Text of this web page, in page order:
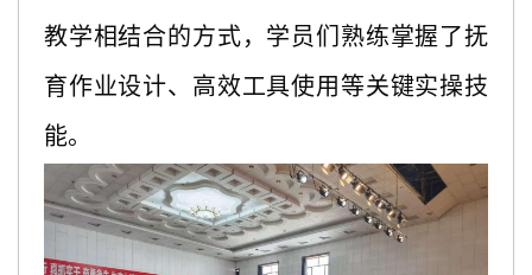
教学相结合的方式，学员们熟练掌握了抚
育作业设计、高效工具使用等关键实操技
能。